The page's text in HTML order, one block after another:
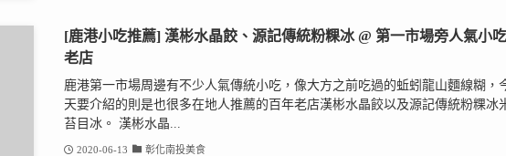
[鹿港小吃推薦] 漢彬水晶餃、源記傳統粉粿冰 @ 第一市場旁人氣小吃
老店
鹿港第一市場周邊有不少人氣傳統小吃，像大方之前吃過的蚯蚓龍山麵線糊，
天要介紹的則是也很多在地人推薦的百年老店漢彬水晶餃以及源記傳統粉粿冰
苔目冰。 漢彬水晶...
2020-06-13 彰化南投美食